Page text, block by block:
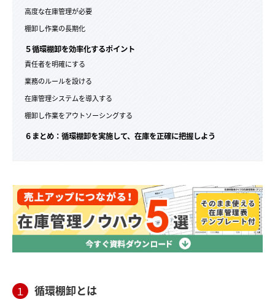
高度な在庫管理が必要
棚卸し作業の長期化
５循環棚卸を効率化するポイント
責任者を明確にする
業務のルールを設ける
在庫管理システムを導入する
棚卸し作業をアウトソーシングする
６まとめ：循環棚卸を実施して、在庫を正確に把握しよう
１ 循環棚卸とは